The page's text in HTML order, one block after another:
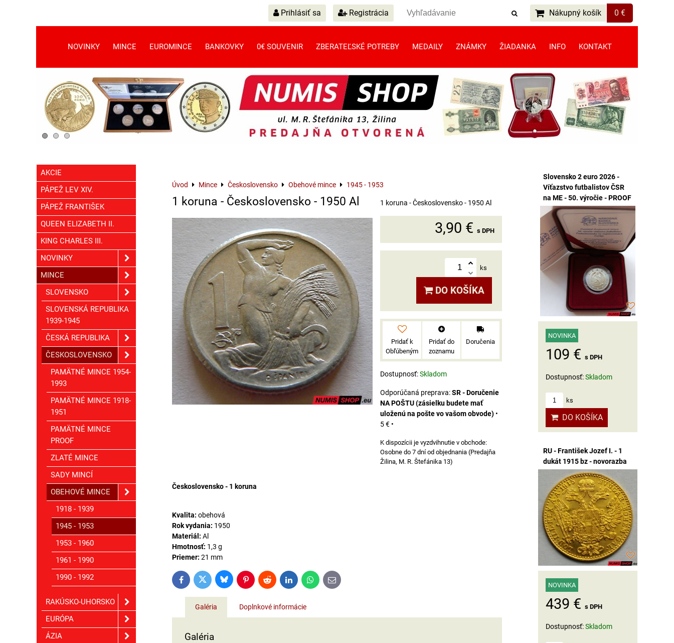
Prihlásiť sa Registrácia Nákupný košík 0 €
NOVINKY MINCE EUROMINCE BANKOVKY 0€ SOUVENIR ZBERATEĽSKÉ POTREBY MEDAILY ZNÁMKY ŽIADANKA INFO KONTAKT
Úvod Mince Československo Obehové mince 1945 - 1953
1 koruna - Československo - 1950 Al 1 koruna - Československo - 1950 Al
3,90 € s DPH
ks
DO KOŠÍKA
Pridať k
Obľúbeným
Pridať do
zoznamu
Doručenia
Dostupnosť:Skladom
SR - Doručenie
NA POŠTU (zásielku budete mať
uloženú na pošte vo vašom obvode) •
5 € •
Osobne do 7 dní od objednania (Predajňa
Žilina, M. R. Štefánika 13)
Československo - 1 koruna
Kvalita: obehová
Rok vydania: 1950
Materiál: Al
Hmotnosť: 1,3 g
Priemer: 21 mm
FacebookTwitter BlueskyPinterestReddit LinkedInWhatsApp
E-
mail
Galéria Doplnkové informácie
Galéria
AKCIE
PÁPEŽ LEV XIV.
PÁPEŽ FRANTIŠEK
QUEEN ELIZABETH II.
KING CHARLES III.
NOVINKY
MINCE
SLOVENSKO
SLOVENSKÁ REPUBLIKA
1939-1945
ČESKÁ REPUBLIKA
ČESKOSLOVENSKO
PAMÄTNÉ MINCE 1954-
1993
PAMÄTNÉ MINCE 1918-
1951
PAMÄTNÉ MINCE
PROOF
ZLATÉ MINCE
SADY MINCÍ
OBEHOVÉ MINCE
1918 - 1939
1945 - 1953
1953 - 1960
1961 - 1990
1990 - 1992
RAKÚSKO-UHORSKO
EURÓPA
ÁZIA
Slovensko 2 euro 2026 -
Víťazstvo futbalistov ČSR
na ME - 50. výročie - PROOF
NOVINKA
109 € s DPH
Dostupnosť:Skladom
ks
DO KOŠÍKA
RU - František Jozef I. - 1
dukát 1915 bz - novorazba
NOVINKA
439 € s DPH
Dostupnosť:Skladom